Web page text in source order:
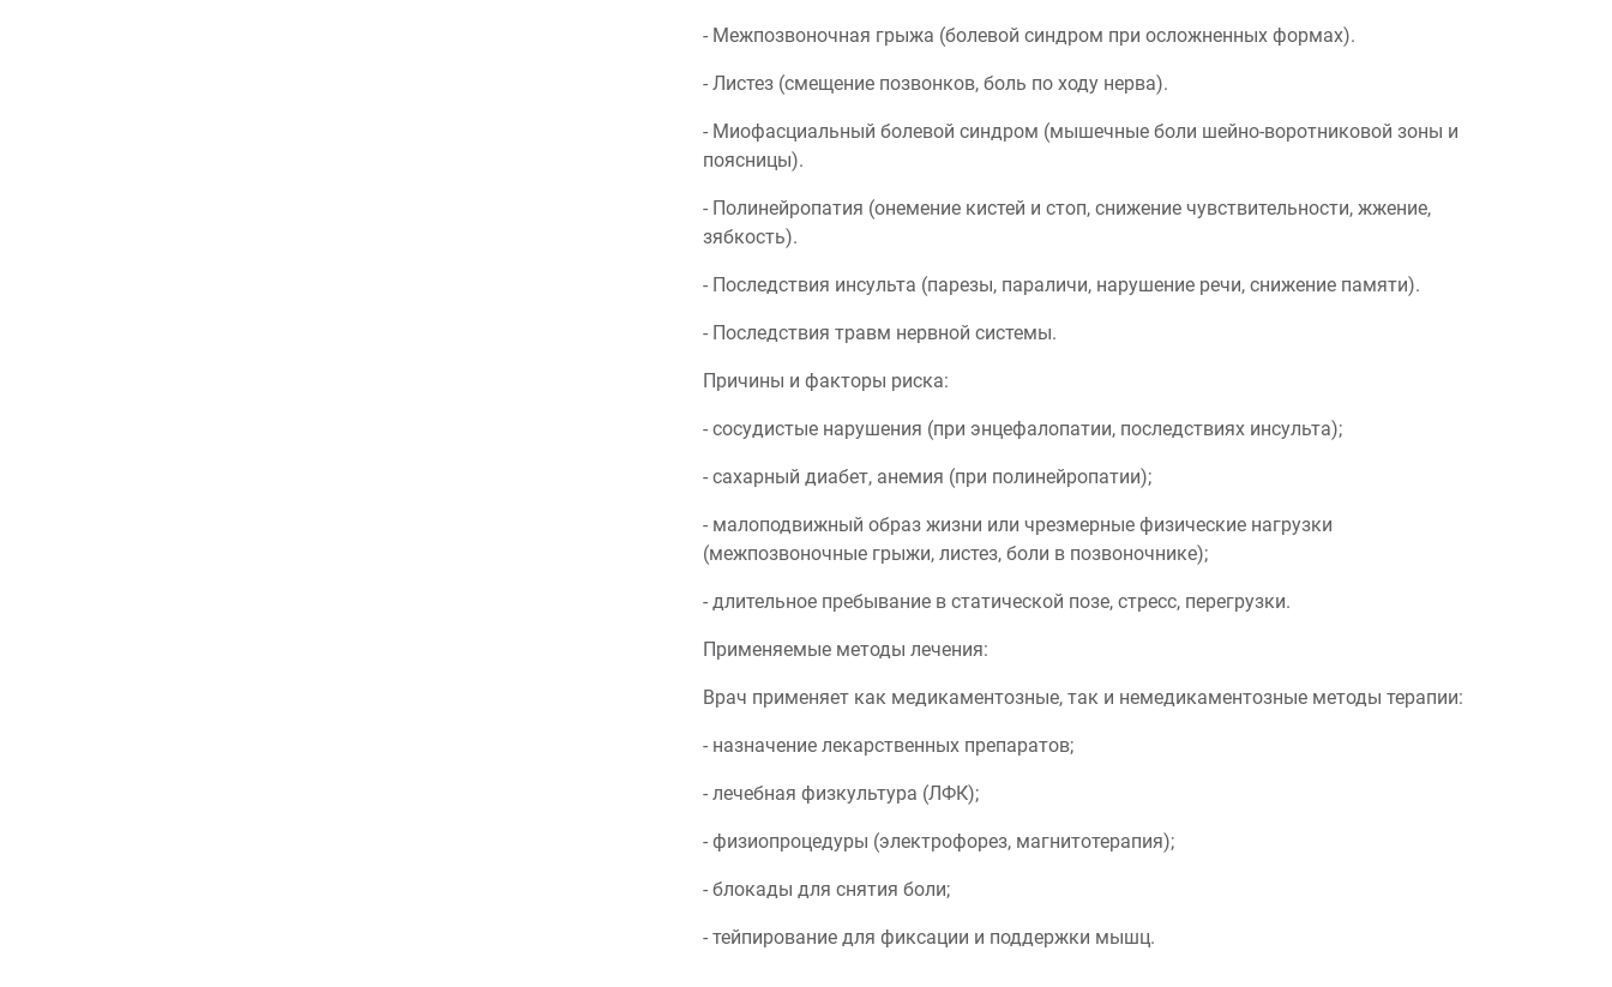
- Межпозвоночная грыжа (болевой синдром при осложненных формах).
- Листез (смещение позвонков, боль по ходу нерва).
- Миофасциальный болевой синдром (мышечные боли шейно-воротниковой зоны и
поясницы).
- Полинейропатия (онемение кистей и стоп, снижение чувствительности, жжение,
зябкость).
- Последствия инсульта (парезы, параличи, нарушение речи, снижение памяти).
- Последствия травм нервной системы.
Причины и факторы риска:
- сосудистые нарушения (при энцефалопатии, последствиях инсульта);
- сахарный диабет, анемия (при полинейропатии);
- малоподвижный образ жизни или чрезмерные физические нагрузки
(межпозвоночные грыжи, листез, боли в позвоночнике);
- длительное пребывание в статической позе, стресс, перегрузки.
Применяемые методы лечения:
Врач применяет как медикаментозные, так и немедикаментозные методы терапии:
- назначение лекарственных препаратов;
- лечебная физкультура (ЛФК);
- физиопроцедуры (электрофорез, магнитотерапия);
- блокады для снятия боли;
- тейпирование для фиксации и поддержки мышц.